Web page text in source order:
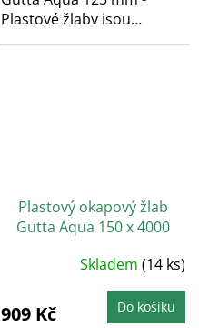
Plastové žlaby jsou
bezúdržbové a
Plastový okapový žlab
Gutta Aqua 150 x 4000
Skladem (14 ks)
909 Kč Do košíku